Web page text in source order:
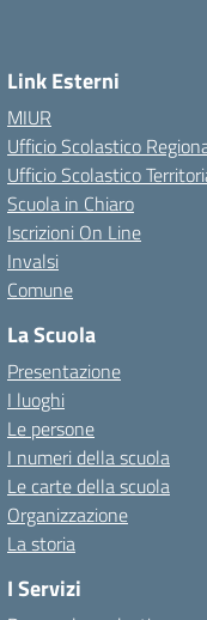
Link Esterni
MIUR
Ufficio Scolastico
Ufficio Scolastico
Scuola in Chiaro
Iscrizioni On Line
Invalsi
Comune
La Scuola
Presentazione
I luoghi
Le persone
I numeri della scuola
Le carte della scuola
Organizzazione
La storia
I Servizi